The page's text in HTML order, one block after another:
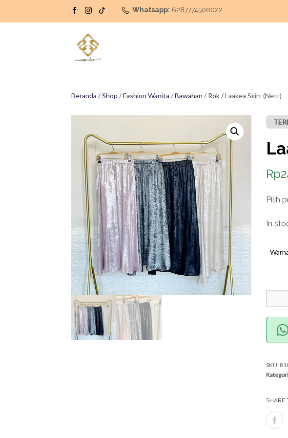
Whatsapp: 6287774500022
Beranda /Shop /Fashion Wanita /Bawahan / Rok/ Laakea Skirt (Nett)
Rp
Pilih
In
SKU:
SHARE